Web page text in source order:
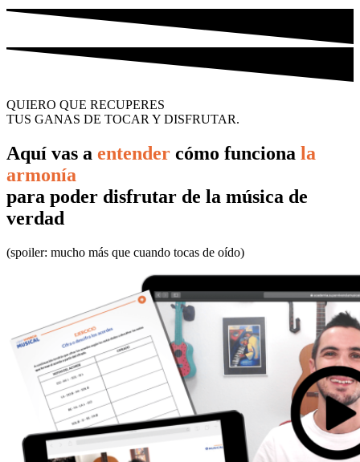
QUIERO QUE RECUPERES
TUS GANAS DE TOCAR Y DISFRUTAR.
Aquí vas a entender cómo funciona la
armonía
para poder disfrutar de la música de
verdad
(spoiler: mucho más que cuando tocas de oído)